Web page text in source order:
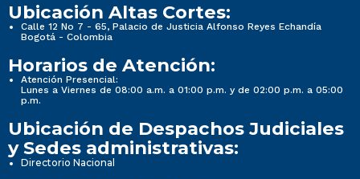
Ubicación Altas Cortes:
Calle 12 No 7 - 65, Palacio de Justicia Alfonso Reyes Echandía
Bogotá - Colombia
Horarios de Atención:
Atención Presencial:
Lunes a Viernes de 08:00 a.m. a 01:00 p.m. y de 02:00 p.m. a 05:00
p.m.
Ubicación de Despachos Judiciales
y Sedes administrativas:
Directorio Nacional